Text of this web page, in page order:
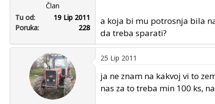
Član
Tu od
19 Lip 2011
Poruka
228
a koja bi mu potrosnja bila
da treba sparati?
25 Lip 2011
ja ne znam na kakvoj vi to
nas za to treba min 100 ks,